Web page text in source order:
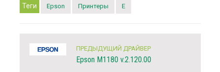
Теги Epson Принтеры E
ПРЕДЫДУЩИЙ ДРАЙВЕР
Epson M1180 v.2.120.00